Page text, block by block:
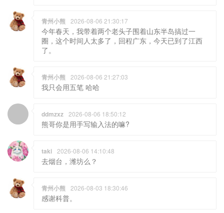
青州小熊 2026-08-06 21:30:17
今年春天，我带着两个老头子围着山东半岛搞过一
圈，这个时间人太多了，回程广东，今天已到了江西
了。
青州小熊 2026-08-06 21:27:03
我只会用五笔 哈哈
ddmzxz 2026-08-06 18:50:12
熊哥你是用手写输入法的嘛?
taki 2026-08-06 14:10:48
去烟台，潍坊么？
青州小熊 2026-08-03 18:30:46
感谢科普。